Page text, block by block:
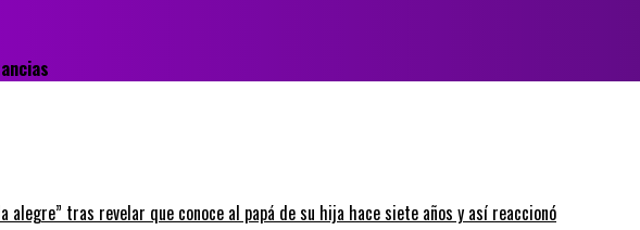
alegre” tras revelar que conoce al papá de su hija hace siete años y así reaccionó